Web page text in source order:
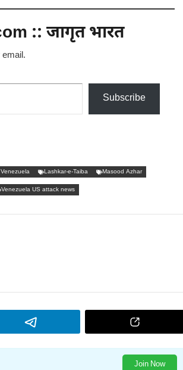
:: जागृत भारत
Subscribe
Lashkar-e-Taiba Masood Azhar
Venezuela US attack news
Join Now